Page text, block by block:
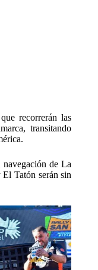
recorrerán las
transitando
de La
Tatón serán sin